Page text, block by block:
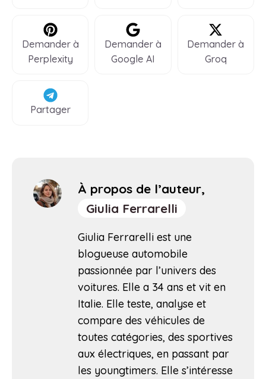
Demander à
Perplexity
Demander à
Google AI
Demander à
Groq
Partager
À propos de l’auteur,
Giulia Ferrarelli
Giulia Ferrarelli est une
blogueuse automobile
passionnée par l’univers des
voitures. Elle a 34 ans et vit en
Italie. Elle teste, analyse et
compare des véhicules de
toutes catégories, des sportives
aux électriques, en passant par
les youngtimers. Elle s’intéresse